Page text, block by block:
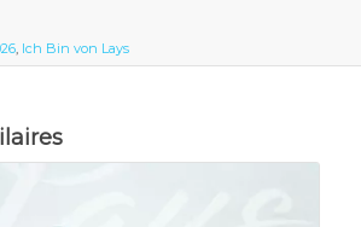
, Ich Bin von Lays